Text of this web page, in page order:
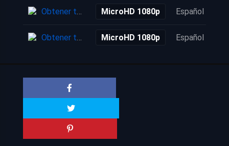
Obtener torrent MicroHD 1080p Español
Obtener torrent MicroHD 1080p Español